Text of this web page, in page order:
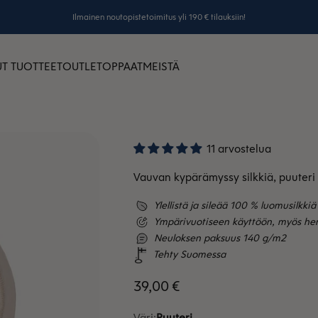
Ilmainen noutopistetoimitus yli 190 € tilauksiin!
TUOTTEETOUTLETOPPAATMEISTÄ
11 arvostelua
Vauvan kypärämyssy silkkiä, puuteri
Ylellistä ja sileää 100 % luomusilkkiä
Ympärivuotiseen käyttöön, myös
Neuloksen paksuus 140 g/m2
Tehty Suomessa
Alennushinta
39,00 €